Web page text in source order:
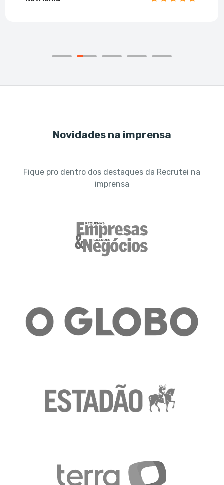
Novidades na imprensa
Fique pro dentro dos destaques da Recrutei na
imprensa